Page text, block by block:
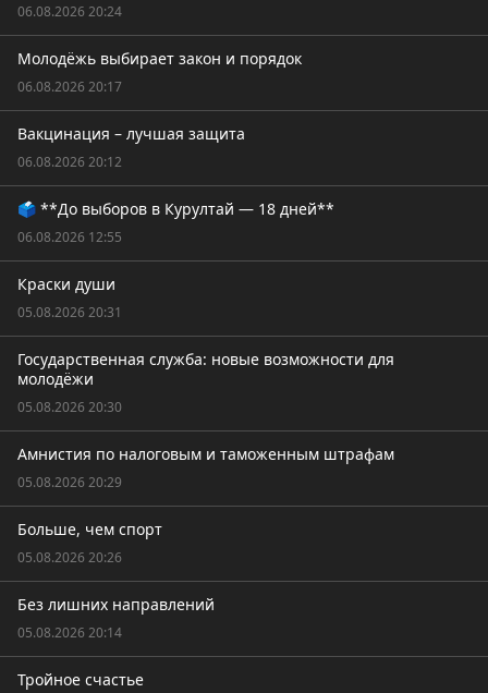
06.08.2026 20:24
Молодёжь выбирает закон и порядок
06.08.2026 20:17
Вакцинация – лучшая защита
06.08.2026 20:12
🗳️ **До выборов в Курултай — 18 дней**
06.08.2026 12:55
Краски души
05.08.2026 20:31
Государственная служба: новые возможности для
молодёжи
05.08.2026 20:30
Амнистия по налоговым и таможенным штрафам
05.08.2026 20:29
Больше, чем спорт
05.08.2026 20:26
Без лишних направлений
05.08.2026 20:14
Тройное счастье